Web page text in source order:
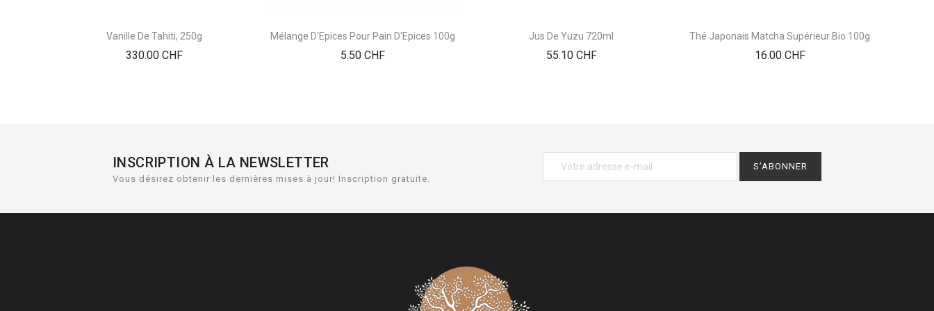
Vanille De Tahiti, 250g
330.00 CHFPrix
Mélange D'Epices Pour Pain D'Epices 100g
5.50 CHFPrix
Jus De Yuzu 720ml
55.10 CHFPrix
Thé Japonais Matcha Supérieur Bio 100g
16.00 CHFPrix
INSCRIPTION À LA NEWSLETTER
Vous désirez obtenir les dernières mises à jour! Inscription gratuite.